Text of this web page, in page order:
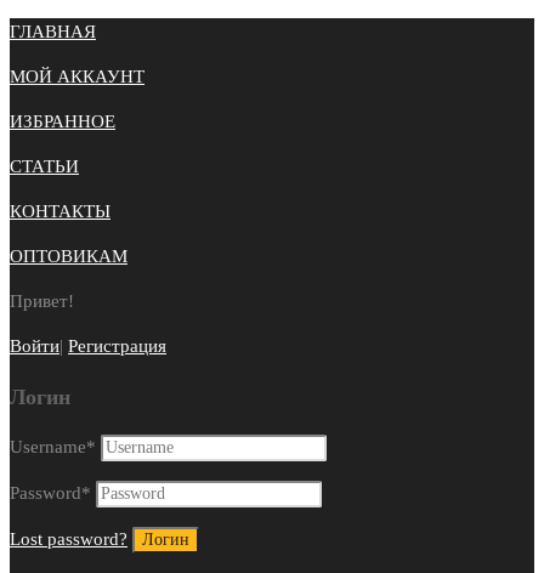
ГЛАВНАЯ
МОЙ АККАУНТ
ИЗБРАННОЕ
СТАТЬИ
КОНТАКТЫ
ОПТОВИКАМ
Привет!
Войти| Регистрация
Логин
Username*
Password*
Lost password?